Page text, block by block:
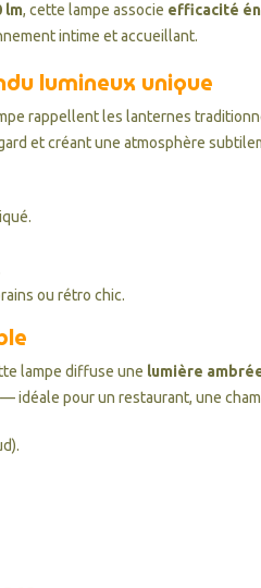
lm, cette lampe associe efficacité
intime et accueillant.
lumineux unique
rappellent les lanternes
et créant une atmosphère
ou rétro chic.
lampe diffuse une lumière
idéale pour un restaurant, une